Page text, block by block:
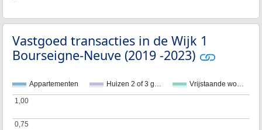
Vastgoed transacties in de Wijk 1
Bourseigne-Neuve (2019 -2023)
Appartementen Huizen 2 of 3 g… Vrijstaande wo…
0,75
0,75
1,00
1,00